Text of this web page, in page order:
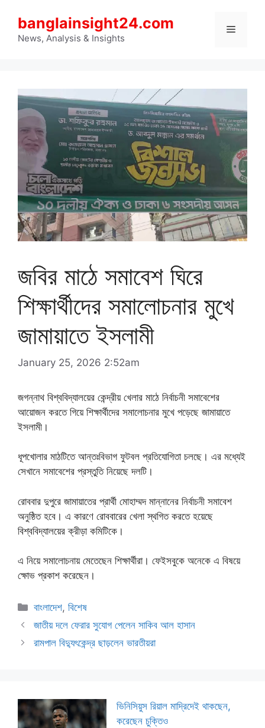
content
banglainsight24.com
News, Analysis & Insights
Menu
জবির মাঠে সমাবেশ ঘিরে
শিক্ষার্থীদের সমালোচনার মুখে
জামায়াতে ইসলামী
January 25, 2026 2:52am
জগন্নাথ বিশ্ববিদ্যালয়ের কেন্দ্রীয় খেলার মাঠে নির্বাচনী সমাবেশের
আয়োজন করতে গিয়ে শিক্ষার্থীদের সমালোচনার মুখে পড়েছে জামায়াতে
ইসলামী।
ধূপখোলার মাঠটিতে আন্তঃবিভাগ ফুটবল প্রতিযোগিতা চলছে। এর মধ্যেই
সেখানে সমাবেশের প্রস্তুতি নিয়েছে দলটি।
রোববার দুপুরে জামায়াতের প্রার্থী মোহাম্মদ মান্নানের নির্বাচনী সমাবেশ
অনুষ্ঠিত হবে। এ কারণে রোববারের খেলা স্থগিত করতে হয়েছে
বিশ্ববিদ্যালয়ের ক্রীড়া কমিটিকে।
এ নিয়ে সমালোচনায় মেতেছেন শিক্ষার্থীরা। ফেইসবুকে অনেকে এ বিষয়ে
ক্ষোভ প্রকাশ করেছেন।
Categories
বাংলাদেশ,বিশেষ
জাতীয় দলে ফেরার সুযোগ পেলেন সাকিব আল হাসান
রামপাল বিদ্যুৎকেন্দ্র ছাড়লেন ভারতীয়রা
ভিনিসিয়ুস রিয়াল মাদ্রিদেই থাকছেন,
করেছেন চুক্তিও